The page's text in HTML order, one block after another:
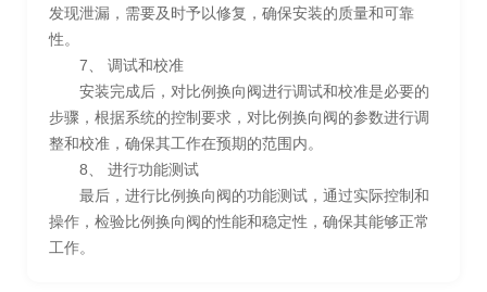
发现泄漏，需要及时予以修复，确保安装的质量和可靠
性。
7、 调试和校准
安装完成后，对比例换向阀进行调试和校准是必要的
步骤，根据系统的控制要求，对比例换向阀的参数进行调
整和校准，确保其工作在预期的范围内。
8、 进行功能测试
最后，进行比例换向阀的功能测试，通过实际控制和
操作，检验比例换向阀的性能和稳定性，确保其能够正常
工作。